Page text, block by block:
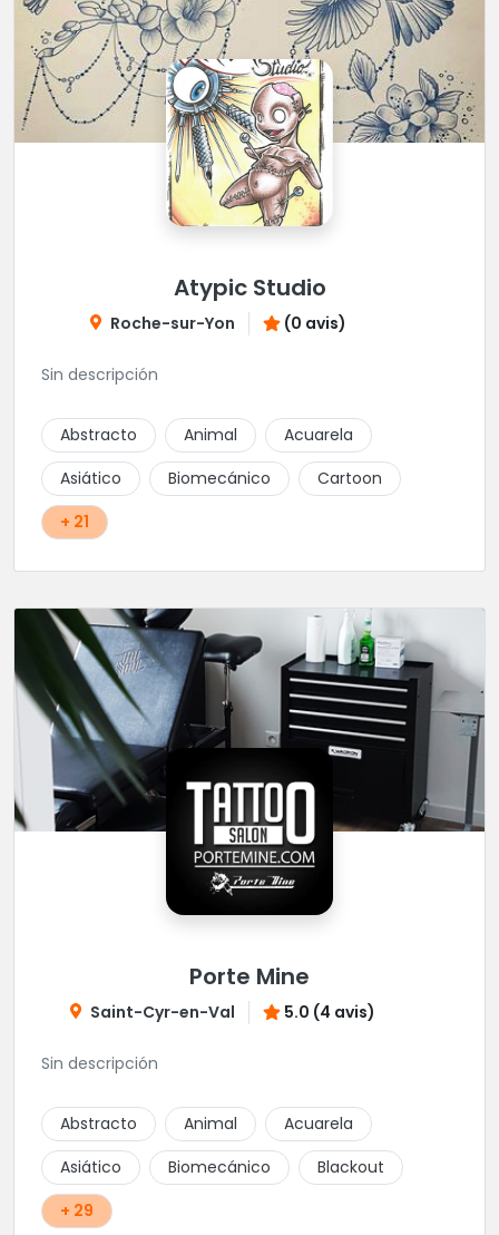
Atypic Studio
Roche-sur-Yon (0 avis)
Sin descripción
Abstracto Animal
Acuarela
Asiático
Biomecánico
Cartoon
+ 21
Porte Mine
Saint-Cyr-en-Val 5.0 (4 avis)
Sin descripción
Abstracto Animal
Acuarela
Asiático
Biomecánico
Blackout
+ 29